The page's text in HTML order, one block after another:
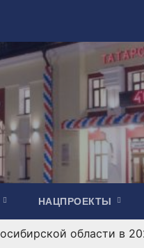
НАЦПРОЕКТЫ
области в